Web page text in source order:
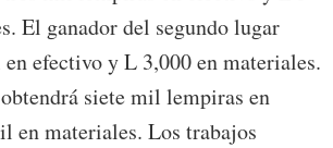
El ganador del segundo lugar
efectivo y L 3,000 en materiales.
siete mil lempiras en
en materiales. Los trabajos